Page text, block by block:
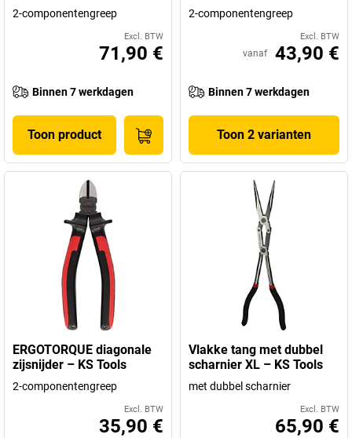
2-componentengreep
Excl. BTW
71,90 €
Binnen 7 werkdagen
Toon product
2-componentengreep
Excl. BTW
vanaf 43,90 €
Binnen 7 werkdagen
Toon 2 varianten
ERGOTORQUE diagonale
zijsnijder – KS Tools
2-componentengreep
Excl. BTW
35,90 €
Vlakke tang met dubbel
scharnier XL – KS Tools
met dubbel scharnier
Excl. BTW
65,90 €